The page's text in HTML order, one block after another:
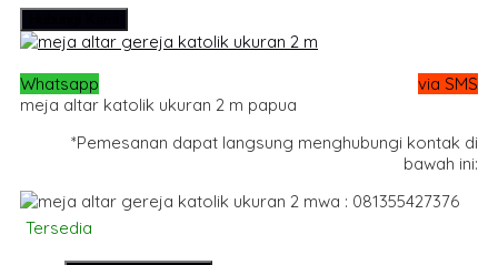
Whatsapp
via SMS
meja altar katolik ukuran 2 m papua
*Pemesanan dapat langsung menghubungi kontak di
bawah ini:
wa : 081355427376
Tersedia